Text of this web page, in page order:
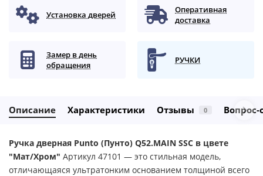
Установка дверей
Оперативная
доставка
Замер в день
обращения
РУЧКИ
Описание Характеристики Отзывы 0 Вопрос-
Ручка дверная Punto (Пунто) Q52.MAIN SSC в цвете
"Мат/Хром" Артикул 47101 — это стильная модель,
отличающаяся ультратонким основанием толщиной всего